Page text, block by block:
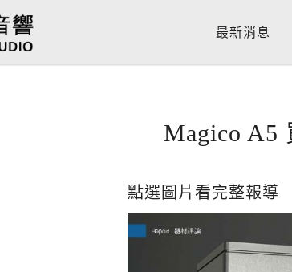
最新消息
Magico A5
點選圖片看完整報導